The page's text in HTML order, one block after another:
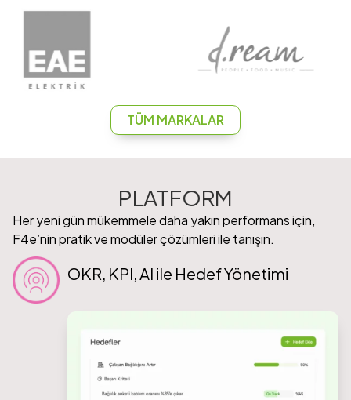
TÜM MARKALAR
PLATFORM
Her yeni gün mükemmele daha yakın performans için,
F4e’nin pratik ve modüler çözümleri ile tanışın.
OKR, KPI, AI ile Hedef Yönetimi